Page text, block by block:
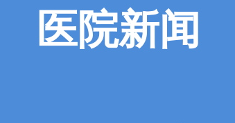
医院新闻